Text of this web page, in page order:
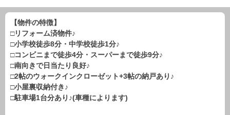
【物件の特徴】
□リフォーム済物件♪
□小学校徒歩8分・中学校徒歩1分♪
□コンビニまで徒歩4分・スーパーまで徒歩9分♪
□南向きで日当たり良好♪
□2帖のウォークインクローゼット+3帖の納戸あり♪
□小屋裏収納付き♪
□駐車場1台分あり♪(車種によります)
千葉本店 松戸支店
神奈川支店
沖縄支店
売却査定
お問い合わせ サイトマップ
プライバシーポリシー